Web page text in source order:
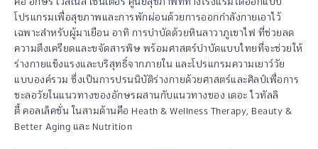
โปรแกรมเพื่อสุขภาพและการพักผ่อนด้วยการออกกำลังกายเอาไว้
เฉพาะสำหรับผู้มาเยือน อาทิ การบำบัดด้วยหินลาวาภูเขาไฟ ที่ช่วยลด
ความตึงเครียดและขจัดสารพิษ พร้อมศาสตร์บำบัดแบบไทยที่จะช่วยให้
ร่างกายแข็งแรงและบริสุทธิ์จากภายใน และโปรแกรมความเยาว์วัย
แบบองค์รวม ซึ่งเป็นการปรนนิบัติร่างกายด้วยศาสตร์และศิลป์เพื่อการ
ชะลอวัยในแนวทางของอักษรผสานกับแนวทางของ เดอะ ไวทัลลิ
ตี้ คอลเล็คชั่น ในสามด้านคือ Heath & Wellness Therapy, Beauty &
Better Aging และ Nutrition